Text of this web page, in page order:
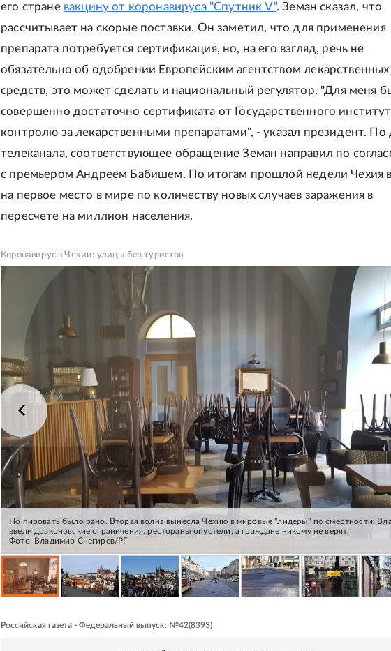
его стране вакцину от коронавируса "Спутник V". Земан сказал, что
рассчитывает на скорые поставки. Он заметил, что для применения
препарата потребуется сертификация, но, на его взгляд, речь не
обязательно об одобрении Европейским агентством лекарственных
средств, это может сделать и национальный регулятор. "Для меня
совершенно достаточно сертификата от Государственного
контролю за лекарственными препаратами", - указал президент.
телеканала, соответствующее обращение Земан направил по
с премьером Андреем Бабишем. По итогам прошлой недели Чехия
на первое место в мире по количеству новых случаев заражения в
пересчете на миллион населения.
Коронавирус в Чехии: улицы без туристов
Но пировать было рано. Вторая волна вынесла Чехию в мировые "лидеры" по смертности.
ввели драконовские ограничения, рестораны опустели, а граждане никому не верят.
Фото: Владимир Снегирев/РГ
Российская газета - Федеральный выпуск: №42(8393)